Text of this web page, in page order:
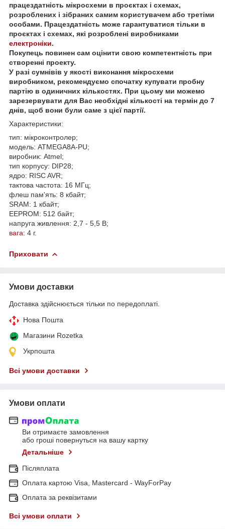
працездатність мікросхеми в проєктах і схемах,
розроблених і зібраних самим користувачем або третіми
особами. Працездатність може гарантуватися тільки в
проєктах і схемах, які розроблені виробниками
електроніки.
Покупець повинен сам оцінити свою компетентність при
створенні проекту.
У разі сумнівів у якості виконання мікросхеми
виробником, рекомендуємо спочатку купувати пробну
партію в одиничних кількостях. При цьому ми можемо
зарезервувати для Вас необхідні кількості на термін до 7
днів, щоб вони були саме з цієї партії.
Характеристики:
тип: мікроконтролер;
модель: ATMEGA8A-PU;
виробник: Atmel;
тип корпусу: DIP28;
ядро: RISC AVR;
тактова частота: 16 МГц;
флеш пам'ять: 8 кбайт;
SRAM: 1 кбайт;
EEPROM: 512 байт;
напруга живлення: 2,7 - 5,5 В;
вага: 4 г.
Приховати
Умови доставки
Доставка здійснюється тільки по передоплаті.
Нова Пошта
Магазини Rozetka
Укрпошта
Всі умови доставки
Умови оплати
Ви отримаєте замовлення
або гроші повернуться на вашу картку
Детальніше
Післяплата
Оплата картою Visa, Mastercard - WayForPay
Оплата за реквізитами
Всі умови оплати